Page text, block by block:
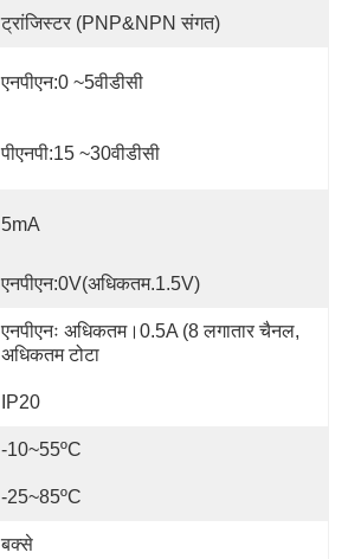
ट्रांजिस्टर (PNP&NPN संगत)
एनपीएन:0 ~5वीडीसी
पीएनपी:15 ~30वीडीसी
5mA
एनपीएन:0V(अधिकतम.1.5V)
एनपीएनः अधिकतम।0.5A (8 लगातार चैनल,
अधिकतम टोटा
IP20
-10~55ºC
-25~85ºC
बक्से